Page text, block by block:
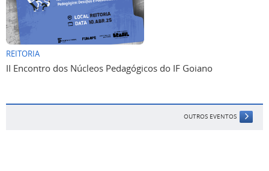
REITORIA
II Encontro dos Núcleos Pedagógicos do IF Goiano
OUTROS EVENTOS